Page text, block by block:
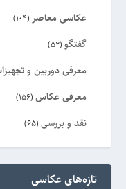
عکاسی معاصر (104)
گفتگو (52)
معرفی دوربین و
معرفی عکاس (156)
نقد و بررسی (65)
تازه‌های عکاسی